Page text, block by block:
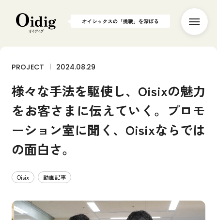
TOP
PEOPLE 社 員 インタ ビ ュ
PROJECT 食 から世界を変える
CULTU
PUBLIC
PROJECT 2024.08.29
様々な手法を駆使し、Oisixの魅力
をお客さまに伝えていく。プロモ
ーション室に聞く、Oisixならでは
の面白さ。
Oisix 動画記事